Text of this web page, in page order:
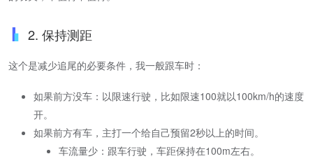
2. 保持测距
这个是减少追尾的必要条件，我一般跟车时：
如果前方没车：以限速行驶，比如限速100就以100km/h的速度
开。
如果前方有车，主打一个给自己预留2秒以上的时间。
车流量少：跟车行驶，车距保持在100m左右。